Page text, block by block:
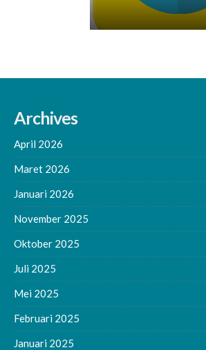
Archives
April 2026
Maret 2026
Januari 2026
November 2025
Oktober 2025
Juli 2025
Mei 2025
Februari 2025
Januari 2025